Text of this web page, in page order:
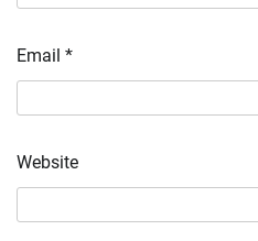
Email *
Website